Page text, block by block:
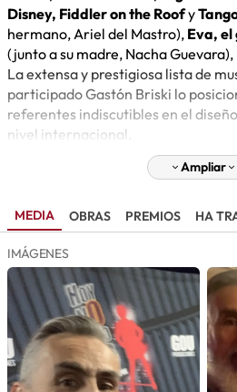
Disney, Fiddler on the Roofy
hermano, Ariel del Mastro), Eva,
(junto a su madre, Nacha Guevara),
La extensa y prestigiosa lista de
participado Gastón Briski lo
referentes indiscutibles en el
nivel internacional.
Ampliar
MEDIA OBRAS PREMIOS HA
IMÁGENES